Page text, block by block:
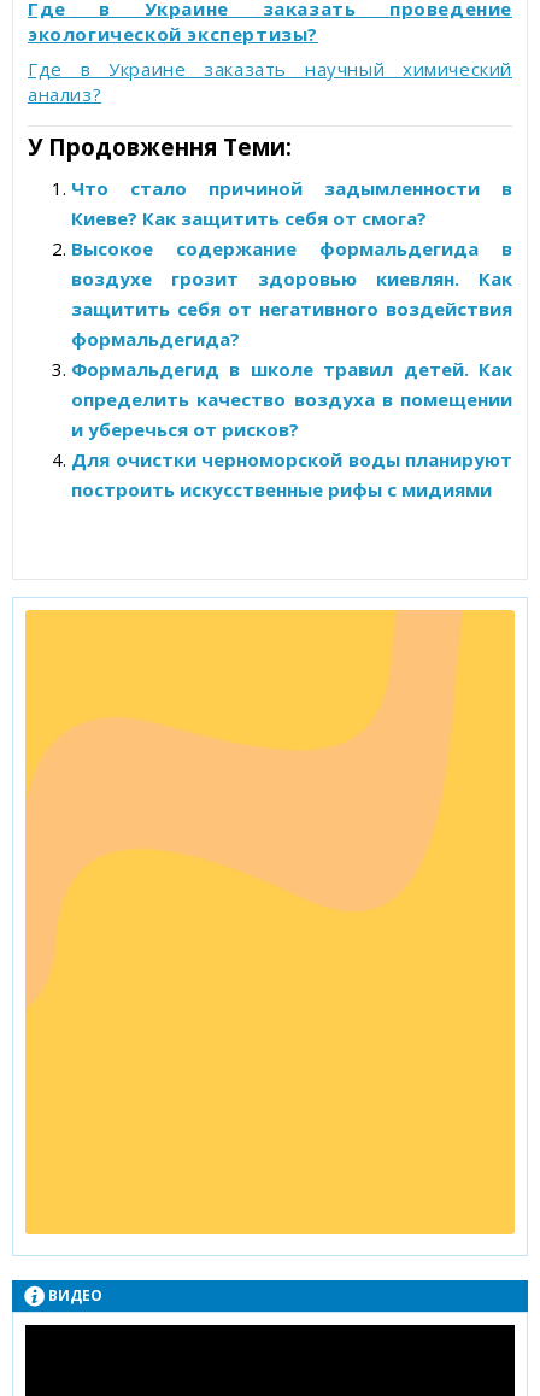
Где в Украине заказать проведение
экологической экспертизы?
Где в Украине заказать научный химический
анализ?
У Продовження Теми:
Что стало причиной задымленности в
Киеве? Как защитить себя от смога?
Высокое содержание формальдегида в
воздухе грозит здоровью киевлян. Как
защитить себя от негативного воздействия
формальдегида?
Формальдегид в школе травил детей. Как
определить качество воздуха в помещении
и уберечься от рисков?
Для очистки черноморской воды планируют
построить искусственные рифы с мидиями
ВИДЕО